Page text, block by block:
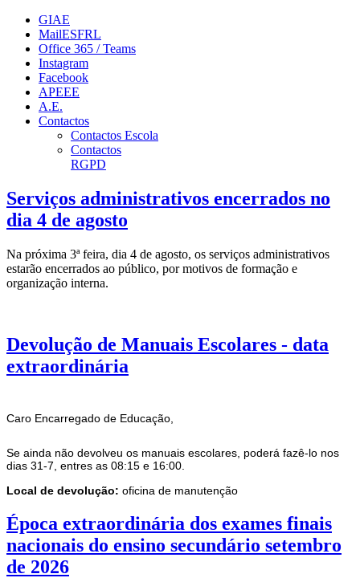
GIAE
MailESFRL
Office 365 / Teams
Instagram
Facebook
APEEE
A.E.
Contactos
Contactos Escola
Contactos
RGPD
Serviços administrativos encerrados no
dia 4 de agosto
Na próxima 3ª feira, dia 4 de agosto, os serviços administrativos
estarão encerrados ao público, por motivos de formação e
organização interna.
Devolução de Manuais Escolares - data
extraordinária
Caro Encarregado de Educação,
Se ainda não devolveu os manuais escolares, poderá fazê-lo nos
dias 31-7, entres as 08:15 e 16:00.
Local de devolução: oficina de manutenção
Época extraordinária dos exames finais
nacionais do ensino secundário setembro
de 2026